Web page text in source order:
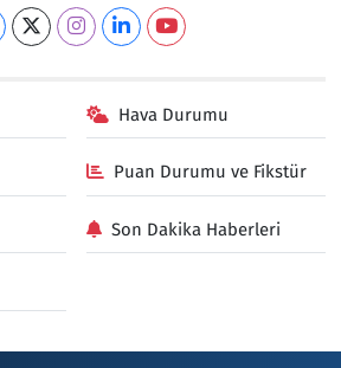
Hava Durumu
Puan Durumu ve Fikstür
Son Dakika Haberleri